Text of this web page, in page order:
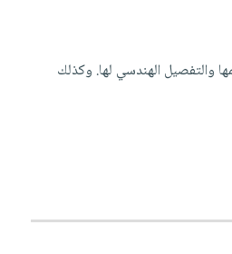
والتفصيل الهندسي لها. وكذلك